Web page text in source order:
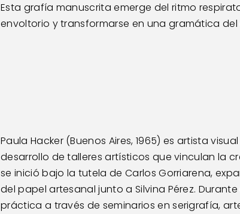
Esta grafía manuscrita emerge del ritmo
envoltorio y transformarse en una gramática del
Paula Hacker (Buenos Aires, 1965) es artista
desarrollo de talleres artísticos que vinculan la
se inició bajo la tutela de Carlos Gorriarena,
del papel artesanal junto a Silvina Pérez.
práctica a través de seminarios en serigrafía,